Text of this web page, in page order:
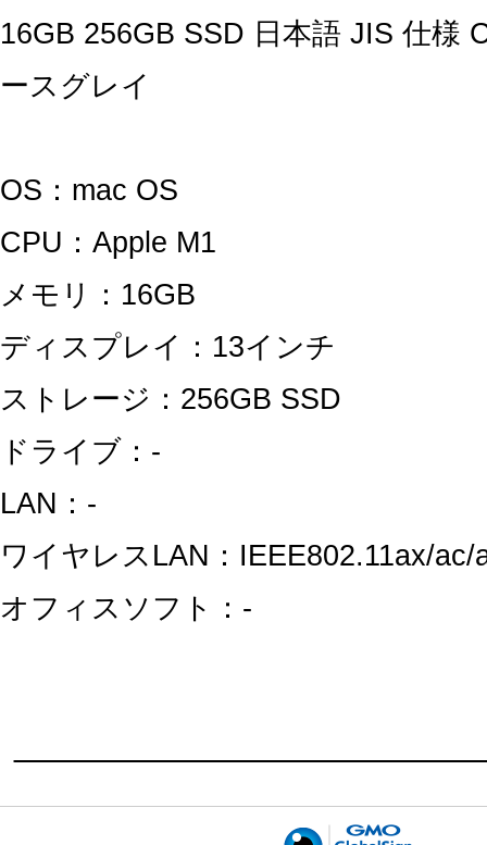
16GB 256GB SSD 日本語 JIS 仕様
ースグレイ
OS：mac OS
CPU：Apple M1
メモリ：16GB
ディスプレイ：13インチ
ストレージ：256GB SSD
ドライブ：-
LAN：-
ワイヤレスLAN：IEEE802.11ax/ac/
オフィスソフト：-